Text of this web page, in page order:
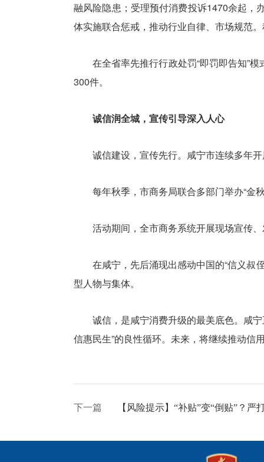
融风险隐患；受理预付消费投诉1470余起，
体实施联合惩戒，推动行业自律、市场规范
在全省率先推行行政处罚“即罚即告知”模
300件。
诚信润全城，宣传引导深入人心
诚信建设，宣传先行。咸宁市连续多年开
每年秋季，市商务局联合多部门举办“金秋
活动期间，全市商务系统开展现场宣传、
在咸宁，先后涌现出感动中国的“信义叔侄
型人物与集体。
诚信，是咸宁消费升级的最美底色。咸宁
信惠民生”的良性循环。未来，将继续推动
下一篇 【风险提示】“补贴”变“倒贴”？严